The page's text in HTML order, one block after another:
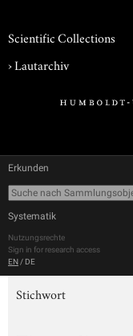
Scientific Collections
›Lautarchiv
Erkunden
Systematik
Nutzungsrechte
Sign in for research access
EN / DE
Stichwort